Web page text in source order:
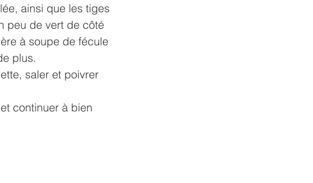
ainsi que les tiges
peu de vert de côté
à soupe de fécule
plus.
saler et poivrer
continuer à bien